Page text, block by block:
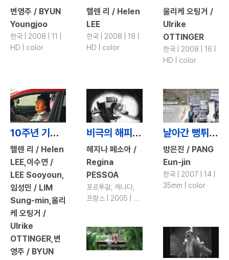
변영주 / BYUN
Youngjoo
한국 | 2008 | 11 |
HD | color
헬렌 리 / Helen
LEE
한국 | 2008 | 18 |
HD | color
울리케 오팅거 /
Ulrike
OTTINGER
한국 | 2008 | 16 |
HD | color
10주년 기념 제작프로젝트 <텐 텐> / The 10th Anniversary Project “Ten Ten”
헬렌 리 / Helen
LEE,이수연 /
LEE Sooyoun,
임성민 / LIM
Sung-min,울리
케 오팅거 /
Ulrike
OTTINGER,변
영주 / BYUN
비극의 해피엔딩 / Tragic Story with Happy Ending
헤지나 페소아 /
Regina
PESSOA
포르투갈, 캐나다,
프랑스 | 2005 | 8 |
날아간 뻥튀기 / Puff the Rice
방은진 / PANG
Eun-jin
한국 | 2007 | 14 |
35mm | color